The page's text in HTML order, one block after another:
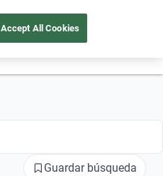
Ubicación
Guardar búsqueda
Accept All Cookies